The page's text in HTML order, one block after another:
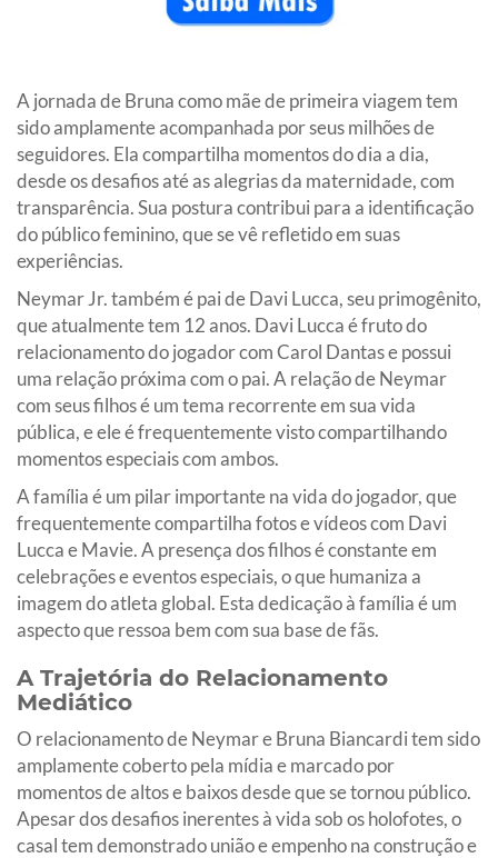
A jornada de Bruna como mãe de primeira viagem tem
sido amplamente acompanhada por seus milhões de
seguidores. Ela compartilha momentos do dia a dia,
desde os desafios até as alegrias da maternidade, com
transparência. Sua postura contribui para a identificação
do público feminino, que se vê refletido em suas
experiências.
Neymar Jr. também é pai de Davi Lucca, seu primogênito,
que atualmente tem 12 anos. Davi Lucca é fruto do
relacionamento do jogador com Carol Dantas e possui
uma relação próxima com o pai. A relação de Neymar
com seus filhos é um tema recorrente em sua vida
pública, e ele é frequentemente visto compartilhando
momentos especiais com ambos.
A família é um pilar importante na vida do jogador, que
frequentemente compartilha fotos e vídeos com Davi
Lucca e Mavie. A presença dos filhos é constante em
celebrações e eventos especiais, o que humaniza a
imagem do atleta global. Esta dedicação à família é um
aspecto que ressoa bem com sua base de fãs.
A Trajetória do Relacionamento
Mediático
O relacionamento de Neymar e Bruna Biancardi tem sido
amplamente coberto pela mídia e marcado por
momentos de altos e baixos desde que se tornou público.
Apesar dos desafios inerentes à vida sob os holofotes, o
casal tem demonstrado união e empenho na construção e